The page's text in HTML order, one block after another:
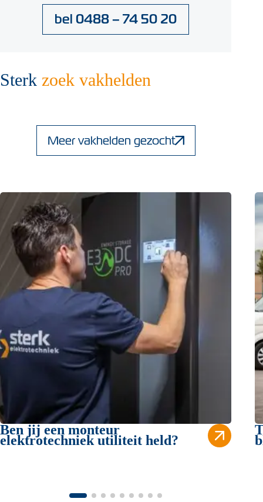
bel 0488 – 74 50 20
Sterk zoek vakhelden
Meer vakhelden gezocht
Ben jij een monteur
elektrotechniek utiliteit held?